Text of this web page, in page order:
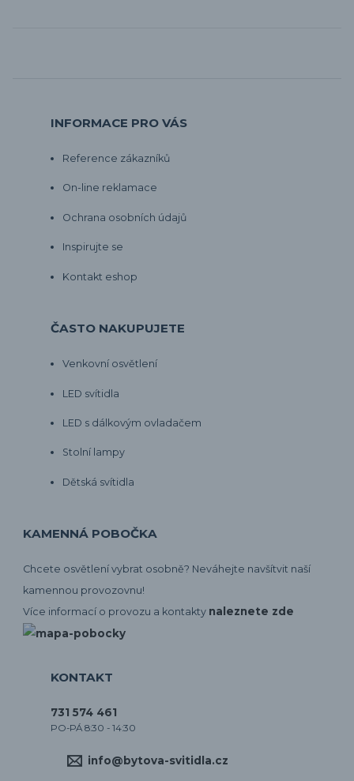
INFORMACE PRO VÁS
Reference zákazníků
On-line reklamace
Ochrana osobních údajů
Inspirujte se
Kontakt eshop
ČASTO NAKUPUJETE
Venkovní osvětlení
LED svítidla
LED s dálkovým ovladačem
Stolní lampy
Dětská svítidla
KAMENNÁ POBOČKA
Chcete osvětlení vybrat osobně? Neváhejte navšítvit naší
kamennou provozovnu!
Více informací o provozu a kontakty naleznete zde
KONTAKT
731 574 461
PO-PÁ 8:30 - 14:30
info@bytova-svitidla.cz